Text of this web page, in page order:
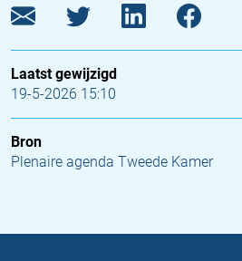
Laatst gewijzigd
19-5-2026 15:10
Bron
Plenaire agenda Tweede Kamer